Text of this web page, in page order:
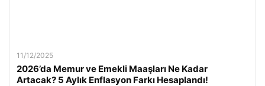
11/12/2025
2026’da Memur ve Emekli Maaşları Ne Kadar
Artacak? 5 Aylık Enflasyon Farkı Hesaplandı!